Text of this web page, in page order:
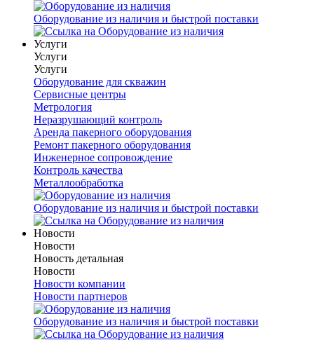
Оборудование из наличия и быстрой поставки
Услуги
Услуги
Услуги
Оборудование для скважин
Сервисные центры
Метрология
Неразрушающий контроль
Аренда пакерного оборудования
Ремонт пакерного оборудования
Инженерное сопровождение
Контроль качества
Металлообработка
Оборудование из наличия и быстрой поставки
Новости
Новости
Новость детальная
Новости
Новости компании
Новости партнеров
Оборудование из наличия и быстрой поставки